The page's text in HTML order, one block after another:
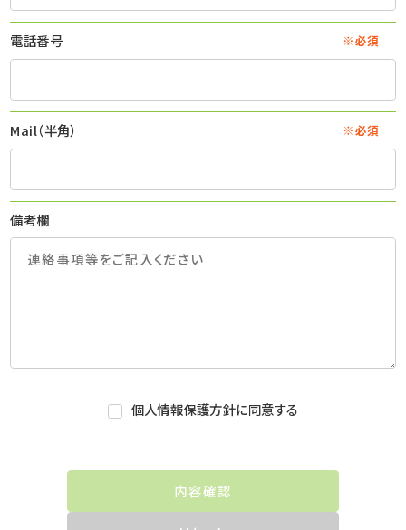
電話番号 ※必須
Mail（半角） ※必須
備考欄
個人情報保護方針に同意する